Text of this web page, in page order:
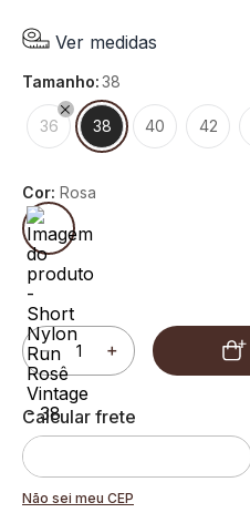
Ver medidas
tamanho:38
36 38 40 42
Cor: Rosa
＋
－
Não sei meu CEP